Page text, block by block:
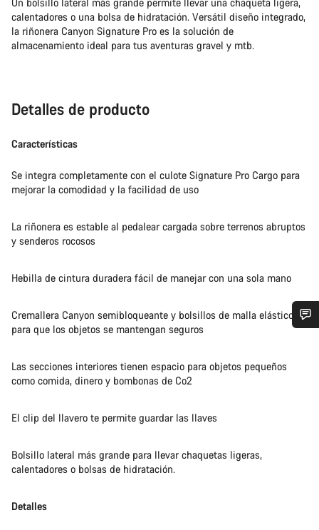
calentadores o una bolsa de hidratación. Versátil diseño integrado,
la riñonera Canyon Signature Pro es la solución de
almacenamiento ideal para tus aventuras gravel y mtb.
Detalles de producto
Características
Se integra completamente con el culote Signature Pro Cargo para
mejorar la comodidad y la facilidad de uso
La riñonera es estable al pedalear cargada sobre terrenos abruptos
y senderos rocosos
Hebilla de cintura duradera fácil de manejar con una sola mano
Cremallera Canyon semibloqueante y bolsillos de malla elásticos
para que los objetos se mantengan seguros
Las secciones interiores tienen espacio para objetos pequeños
como comida, dinero y bombonas de Co2
El clip del llavero te permite guardar las llaves
Bolsillo lateral más grande para llevar chaquetas ligeras,
calentadores o bolsas de hidratación.
Detalles
¿Necesitas ayuda?
Nuestros expertos estarán encantados de responder a tus
Cerrar